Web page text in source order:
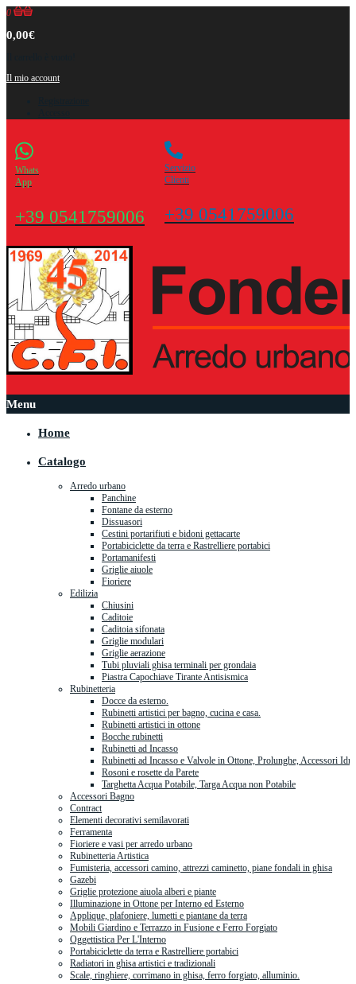
0
0,00€
Il mio account
Servizio
Clienti
+39 0541759006
Whats
App
+39 0541759006
Menu
Home
Catalogo
Arredo urbano
Panchine
Fontane da esterno
Dissuasori
Cestini portarifiuti e bidoni gettacarte
Portabiciclette da terra e Rastrelliere portabici
Portamanifesti
Griglie aiuole
Fioriere
Edilizia
Chiusini
Caditoie
Caditoia sifonata
Griglie modulari
Griglie aerazione
Tubi pluviali ghisa terminali per grondaia
Piastra Capochiave Tirante Antisismica
Rubinetteria
Docce da esterno.
Rubinetti artistici per bagno, cucina e casa.
Rubinetti artistici in ottone
Bocche rubinetti
Rubinetti ad Incasso
Rubinetti ad Incasso e Valvole in Ottone, Prolunghe, Accessori
Rosoni e rosette da Parete
Targhetta Acqua Potabile, Targa Acqua non Potabile
Accessori Bagno
Contract
Elementi decorativi semilavorati
Ferramenta
Fioriere e vasi per arredo urbano
Rubinetteria Artistica
Fumisteria, accessori camino, attrezzi caminetto, piane fondali in ghisa
Gazebi
Griglie protezione aiuola alberi e piante
Illuminazione in Ottone per Interno ed Esterno
Applique, plafoniere, lumetti e piantane da terra
Mobili Giardino e Terrazzo in Fusione e Ferro Forgiato
Oggettistica Per L'Interno
Portabiciclette da terra e Rastrelliere portabici
Radiatori in ghisa artistici e tradizionali
Scale, ringhiere, corrimano in ghisa, ferro forgiato, alluminio.